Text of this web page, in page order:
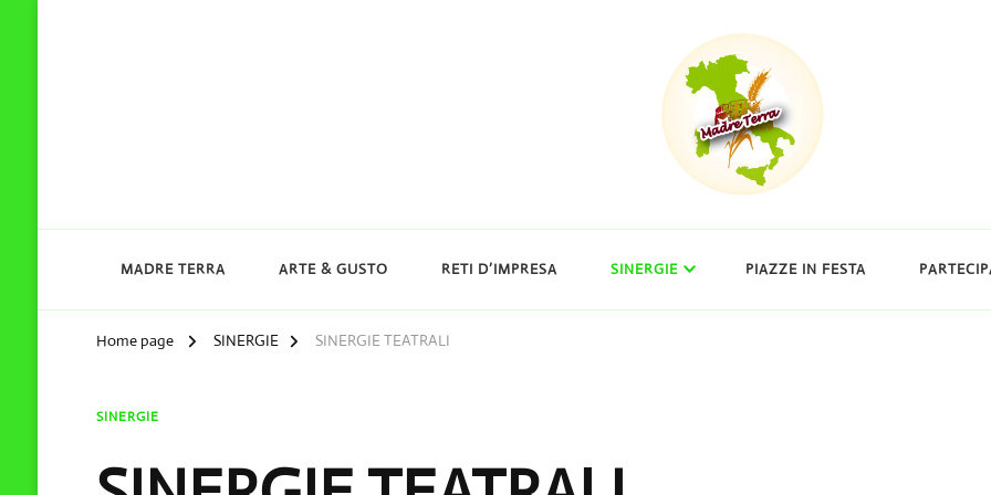
MADRE TERRA ARTE & GUSTO RETI D’IMPRESA SINERGIE PIAZZE IN FESTA
Home page SINERGIE SINERGIE TEATRALI
SINERGIE